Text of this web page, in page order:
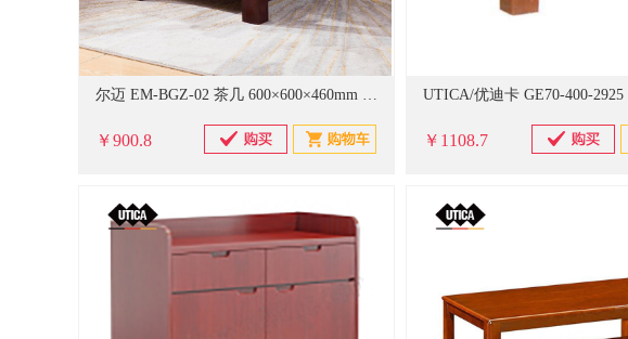
尔迈 EM-BGZ-02 茶几 600×600×460mm 红色（单位：台）
￥900.8 ￥1108.7